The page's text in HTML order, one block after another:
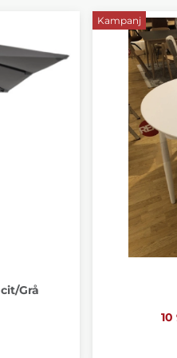
Grå
Kampanj